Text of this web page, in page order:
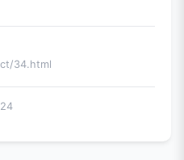
34.html